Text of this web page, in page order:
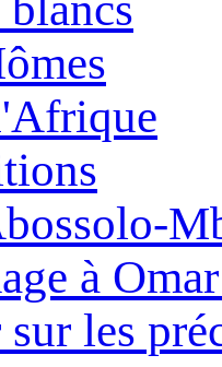
à
sur les